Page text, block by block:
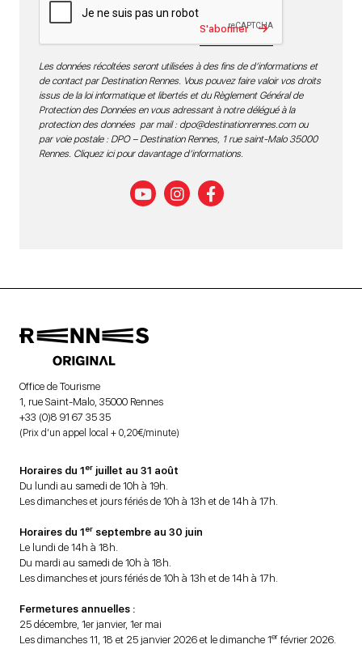
S'abonner
Les données récoltées seront utilisées à des fins de d’informations et
de contact par Destination Rennes. Vous pouvez faire valoir vos droits
issus de la loi informatique et libertés et du Règlement Général de
Protection des Données en vous adressant à notre délégué à la
protection des données par mail : dpo@destinationrennes.comou
par voie postale : DPO – Destination Rennes, 1 rue saint-Malo 35000
Rennes. Cliquez ici pour davantage d’informations.
Office de Tourisme
1, rue Saint-Malo, 35000 Rennes
+33 (0)8 91 67 35 35
(Prix d’un appel local + 0,20€/minute)
Horaires du 1er juillet au 31 août
Du lundi au samedi de 10h à 19h.
Les dimanches et jours fériés de 10h à 13h et de 14h à 17h.
Horaires du 1er septembre au 30 juin
Le lundi de 14h à 18h.
Du mardi au samedi de 10h à 18h.
Les dimanches et jours fériés de 10h à 13h et de 14h à 17h.
Fermetures annuelles :
25 décembre, 1er janvier, 1er mai
Les dimanches 11, 18 et 25 janvier 2026 et le dimanche 1er février 2026.